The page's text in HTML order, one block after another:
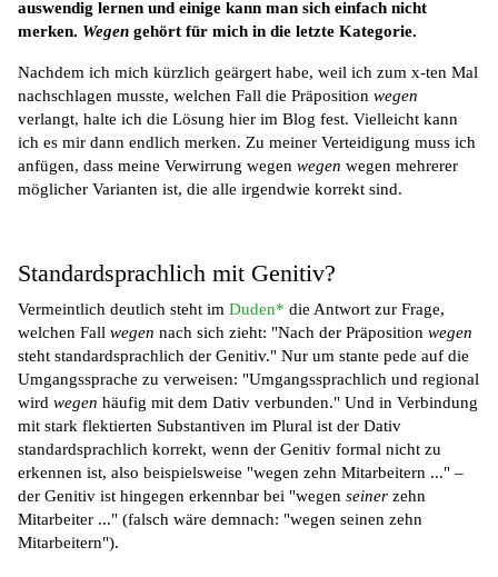
auswendig lernen und einige kann man sich einfach nicht
merken. Wegen gehört für mich in die letzte Kategorie.
Nachdem ich mich kürzlich geärgert habe, weil ich zum x-ten Mal
nachschlagen musste, welchen Fall die Präpositionwegen
verlangt, halte ich die Lösung hier im Blog fest. Vielleicht kann
ich es mir dann endlich merken. Zu meiner Verteidigung muss ich
anfügen, dass meine Verwirrung wegenwegenwegen mehrerer
möglicher Varianten ist, die alle irgendwie korrekt sind.
Standardsprachlich mit Genitiv?
Vermeintlich deutlich steht imDuden* die Antwort zur Frage,
welchen Fallwegen nach sich zieht: "Nach der Präpositionwegen
steht standardsprachlich der Genitiv." Nur um stante pede auf die
Umgangssprache zu verweisen: "Umgangssprachlich und regional
wirdwegen häufig mit dem Dativ verbunden." Und in Verbindung
mit stark flektierten Substantiven im Plural ist der Dativ
standardsprachlich korrekt, wenn der Genitiv formal nicht zu
erkennen ist, also beispielsweise "wegen zehn Mitarbeitern ..." –
der Genitiv ist hingegen erkennbar bei "wegenseiner zehn
Mitarbeiter ..." (falsch wäre demnach: "wegen seinen zehn
Mitarbeitern").